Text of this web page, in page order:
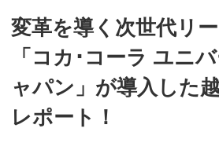
変革を導く次世代リ
「コカ･コーラ ユニ
ャパン」が導入した
レポート！